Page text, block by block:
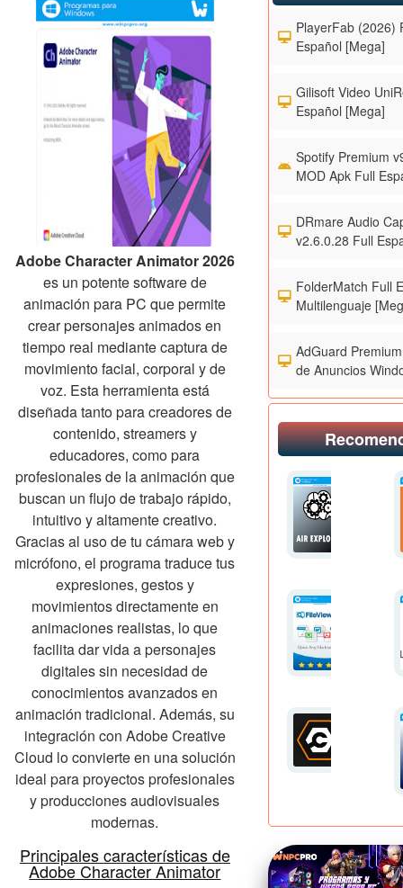
Adobe Character Animator 2026
es un potente software de
animación para PC que permite
crear personajes animados en
tiempo real mediante captura de
movimiento facial, corporal y de
voz. Esta herramienta está
diseñada tanto para creadores de
contenido, streamers y
educadores, como para
profesionales de la animación que
buscan un flujo de trabajo rápido,
intuitivo y altamente creativo.
Gracias al uso de tu cámara web y
micrófono, el programa traduce tus
expresiones, gestos y
movimientos directamente en
animaciones realistas, lo que
facilita dar vida a personajes
digitales sin necesidad de
conocimientos avanzados en
animación tradicional. Además, su
integración con Adobe Creative
Cloud lo convierte en una solución
ideal para proyectos profesionales
y producciones audiovisuales
modernas.
Principales características de
Adobe Character Animator
PlayerFab (2026)
Español [Mega]
Gilisoft Video
Español [Mega]
Spotify Premium
MOD Apk Full
DRmare Audio
v2.6.0.28 Full
FolderMatch Full
Multilenguaje
AdGuard
de Anuncios